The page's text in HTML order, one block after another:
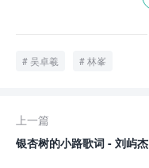
吴卓羲 林峯
上一篇
银杏树的小路歌词 - 刘屿杰